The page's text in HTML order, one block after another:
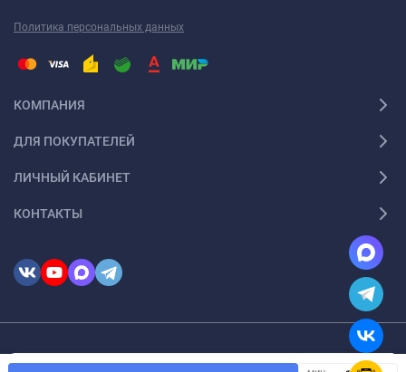
Политика персональных данных
КОМПАНИЯ
ДЛЯ ПОКУПАТЕЛЕЙ
ЛИЧНЫЙ КАБИНЕТ
КОНТАКТЫ